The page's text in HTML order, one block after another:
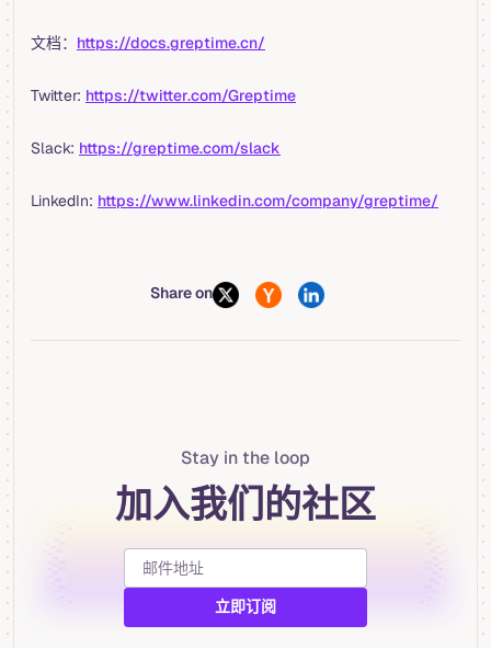
文档： https://docs.greptime.cn/
Twitter: https://twitter.com/Greptime
Slack: https://greptime.com/slack
LinkedIn: https://www.linkedin.com/company/greptime/
Share on
Stay in the loop
加入我们的社区